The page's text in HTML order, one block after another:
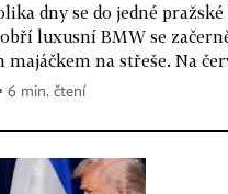
dny se do jedné
luxusní BMW se
na střeše. Na
6 min. čtení